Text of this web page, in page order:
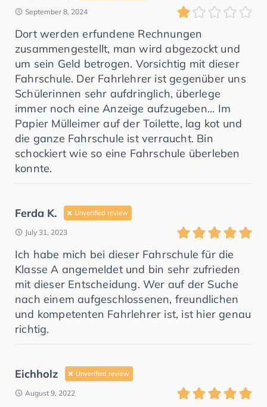
September 8, 2024
Dort werden erfundene Rechnungen
zusammengestellt, man wird abgezockt und
um sein Geld betrogen. Vorsichtig mit dieser
Fahrschule. Der Fahrlehrer ist gegenüber uns
Schülerinnen sehr aufdringlich, überlege
immer noch eine Anzeige aufzugeben... Im
Papier Mülleimer auf der Toilette, lag kot und
die ganze Fahrschule ist verraucht. Bin
schockiert wie so eine Fahrschule überleben
konnte.
Ferda K. Unverified review
July 31, 2023
Ich habe mich bei dieser Fahrschule für die
Klasse A angemeldet und bin sehr zufrieden
mit dieser Entscheidung. Wer auf der Suche
nach einem aufgeschlossenen, freundlichen
und kompetenten Fahrlehrer ist, ist hier genau
richtig.
Eichholz Unverified review
August 9, 2022